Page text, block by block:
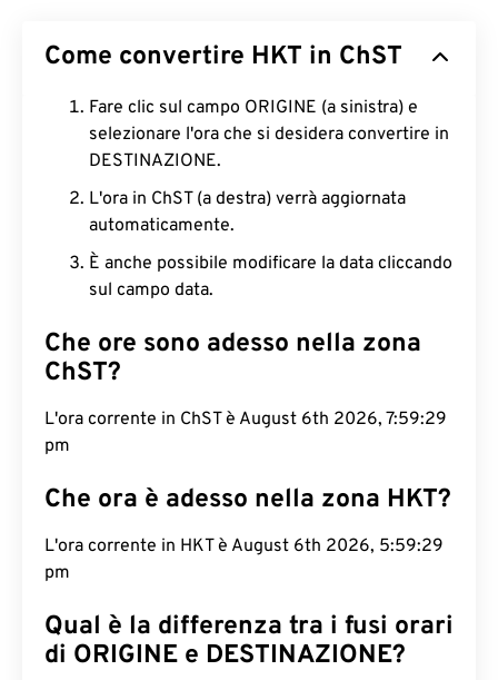
Come convertire HKT in ChST
Fare clic sul campo ORIGINE (a sinistra) e
selezionare l'ora che si desidera convertire in
DESTINAZIONE.
L'ora in ChST (a destra) verrà aggiornata
automaticamente.
È anche possibile modificare la data cliccando
sul campo data.
Che ore sono adesso nella zona
ChST?
L'ora corrente in ChST è August 6th 2026, 7:59:30
pm
Che ora è adesso nella zona HKT?
L'ora corrente in HKT è August 6th 2026, 5:59:30
pm
Qual è la differenza tra i fusi orari
di ORIGINE e DESTINAZIONE?